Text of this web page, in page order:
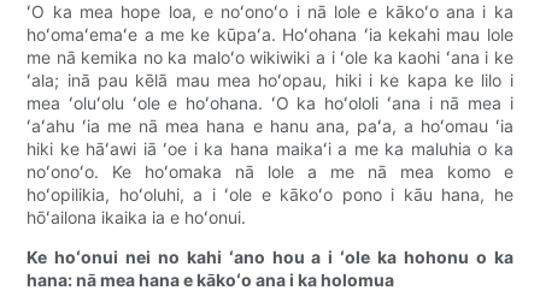
ʻO ka mea hope loa, e noʻonoʻo i nā lole e kākoʻo ana i ka
hoʻomaʻemaʻe a me ke kūpaʻa. Hoʻohana ʻia kekahi mau lole
me nā kemika no ka maloʻo wikiwiki a i ʻole ka kaohi ʻana i ke
ʻala; inā pau kēlā mau mea hoʻopau, hiki i ke kapa ke lilo i
mea ʻoluʻolu ʻole e hoʻohana. ʻO ka hoʻololi ʻana i nā mea i
ʻaʻahu ʻia me nā mea hana e hanu ana, paʻa, a hoʻomau ʻia
hiki ke hāʻawi iā ʻoe i ka hana maikaʻi a me ka maluhia o ka
noʻonoʻo. Ke hoʻomaka nā lole a me nā mea komo e
hoʻopilikia, hoʻoluhi, a i ʻole e kākoʻo pono i kāu hana, he
hōʻailona ikaika ia e hoʻonui.
Ke hoʻonui nei no kahi ʻano hou a i ʻole ka hohonu o ka
hana: nā mea hana e kākoʻo ana i ka holomua